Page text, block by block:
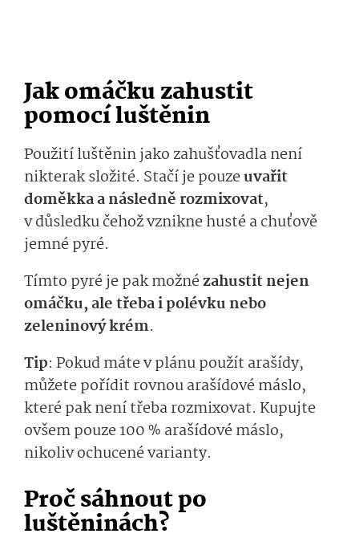
Jak omáčku zahustit
pomocí luštěnin
Použití luštěnin jako zahušťovadla není
nikterak složité. Stačí je pouzeuvařit
doměkka a následně rozmixovat,
v důsledku čehož vznikne husté a chuťově
jemné pyré.
Tímto pyré je pak možnézahustit nejen
omáčku, ale třeba i polévku nebo
zeleninový krém.
Tip: Pokud máte v plánu použít arašídy,
můžete pořídit rovnou arašídové máslo,
které pak není třeba rozmixovat. Kupujte
ovšem pouze 100 % arašídové máslo,
nikoliv ochucené varianty.
Proč sáhnout po
luštěninách?